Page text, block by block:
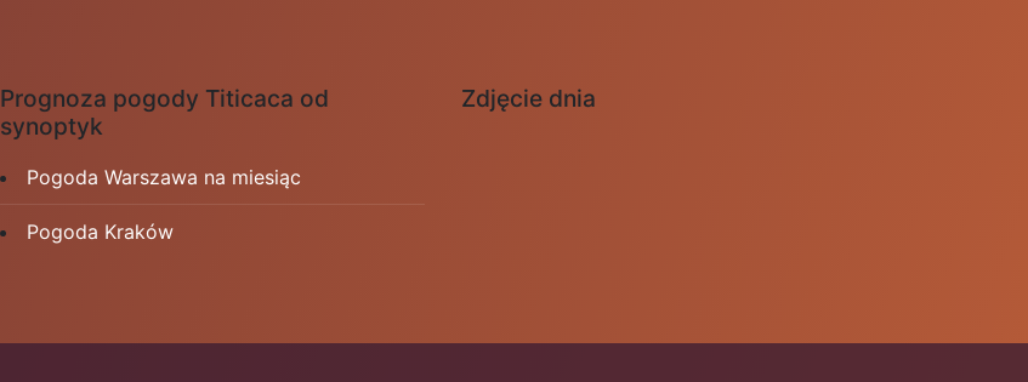
Prognoza pogody Titicaca od
synoptyk
Pogoda Warszawa na miesiąc
Pogoda Kraków
Zdjęcie dnia